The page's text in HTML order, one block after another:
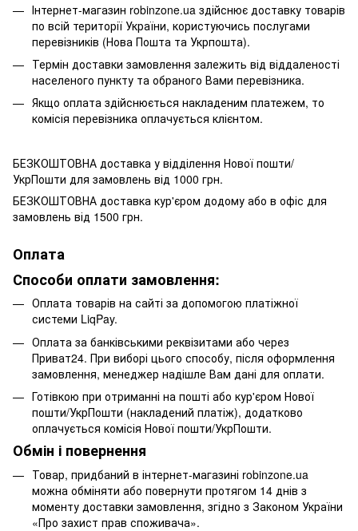
Інтернет-магазин robinzone.ua здійснює доставку товарів
по всій території України, користуючись послугами
перевізників (Нова Пошта та Укрпошта).
Термін доставки замовлення залежить від віддаленості
населеного пункту та обраного Вами перевізника.
Якщо оплата здійснюється накладеним платежем, то
комісія перевізника оплачується клієнтом.
БЕЗКОШТОВНА доставка у відділення Нової пошти/
УкрПошти для замовлень від 1000 грн.
БЕЗКОШТОВНА доставка кур'єром додому або в офіс для
замовлень від 1500 грн.
Оплата
Способи оплати замовлення:
Оплата товарів на сайті за допомогою платіжної
системи LiqPay.
Оплата за банківськими реквізитами або через
Приват24. При виборі цього способу, після оформлення
замовлення, менеджер надішле Вам дані для оплати.
Готівкою при отриманні на пошті або кур'єром Нової
пошти/УкрПошти (накладений платіж), додатково
оплачується комісія Нової пошти/УкрПошти.
Обмін і повернення
Товар, придбаний в інтернет-магазині robinzone.ua
можна обміняти або повернути протягом 14 днів з
моменту доставки замовлення, згідно з Законом України
«Про захист прав споживача».